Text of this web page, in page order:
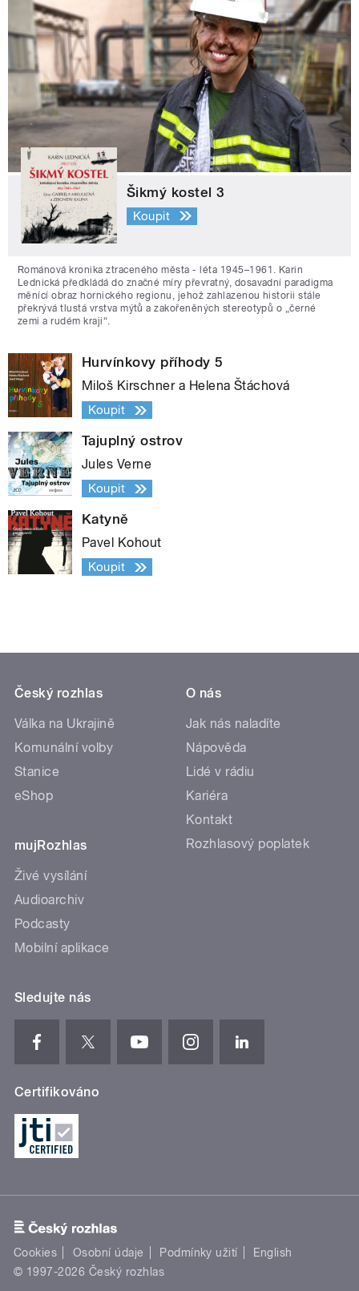
Šikmý kostel 3
Koupit
Románová kronika ztraceného města - léta 1945–1961. Karin
Lednická předkládá do značné míry převratný, dosavadní paradigma
měnící obraz hornického regionu, jehož zahlazenou historii stále
překrývá tlustá vrstva mýtů a zakořeněných stereotypů o „černé
zemi a rudém kraji“.
Hurvínkovy příhody 5
Miloš Kirschner a Helena Štáchová
Koupit
Tajuplný ostrov
Jules Verne
Koupit
Katyně
Pavel Kohout
Koupit
Český rozhlas
Válka na Ukrajině
Komunální volby
Stanice
eShop
mujRozhlas
Živé vysílání
Audioarchiv
Podcasty
Mobilní aplikace
O nás
Jak nás naladíte
Nápověda
Lidé v rádiu
Kariéra
Kontakt
Rozhlasový poplatek
Sledujte nás
Certifikováno
Cookies Osobní údaje Podmínky užití
English
© 1997-2026 Český rozhlas